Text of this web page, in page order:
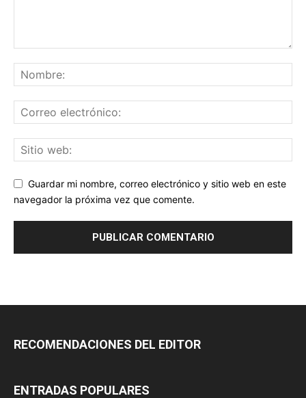
Guardar mi nombre, correo electrónico y sitio web en este
navegador la próxima vez que comente.
RECOMENDACIONES DEL EDITOR
ENTRADAS POPULARES